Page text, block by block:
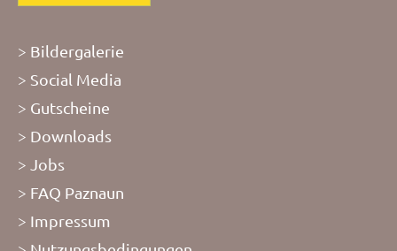
Bildergalerie
Social Media
Gutscheine
Downloads
Jobs
FAQ Paznaun
Impressum